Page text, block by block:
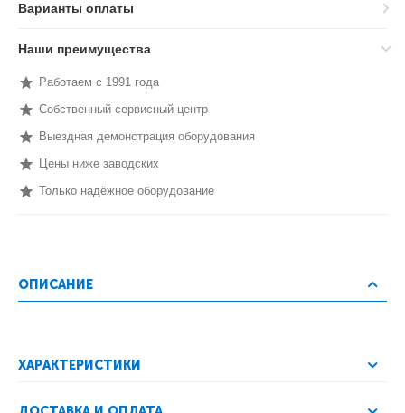
Варианты оплаты
Наши преимущества
Работаем с 1991 года
Собственный сервисный центр
Выездная демонстрация оборудования
Цены ниже заводских
Только надёжное оборудование
ОПИСАНИЕ
ХАРАКТЕРИСТИКИ